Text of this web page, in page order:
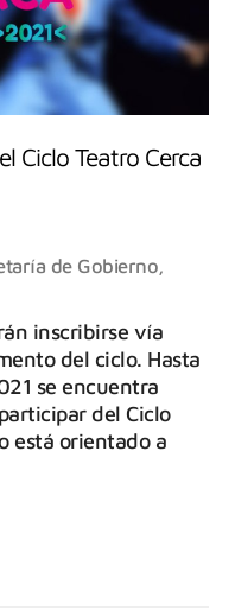
Ciclo Teatro Cerca
de Gobierno,
inscribirse vía
del ciclo. Hasta
se encuentra
del Ciclo
está orientado a